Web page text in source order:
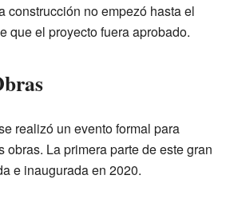
construcción no empezó hasta el
que el proyecto fuera aprobado.
realizó un evento formal para
obras. La primera parte de este gran
e inaugurada en 2020.